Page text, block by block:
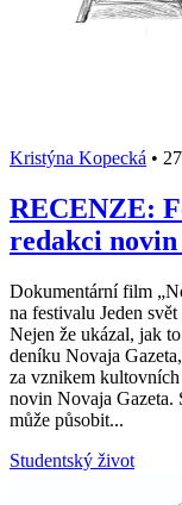
Kristýna Kopecká •
RECENZE:
redakci novin
Dokumentární film
na festivalu Jeden
Nejen že ukázal, jak
deníku Novaja
za vznikem
novin Novaja Gazeta.
může působit...
Studentský život